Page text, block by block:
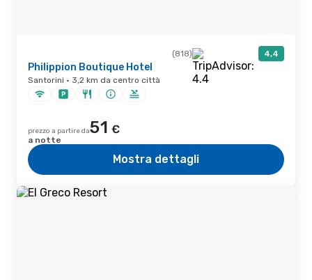
(818) 4,4
Philippion Boutique Hotel
Santorini · 3,2 km da centro città
prezzo a partire da51 €
a notte
Mostra dettagli